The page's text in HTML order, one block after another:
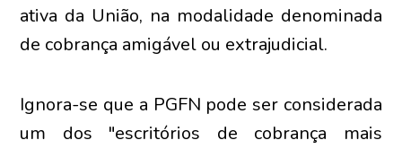
ativa da União, na modalidade denominada
de cobrança amigável ou extrajudicial.
Ignora-se que a PGFN pode ser considerada
um dos "escritórios de cobrança mais